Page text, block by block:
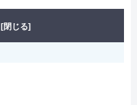
[閉じる]